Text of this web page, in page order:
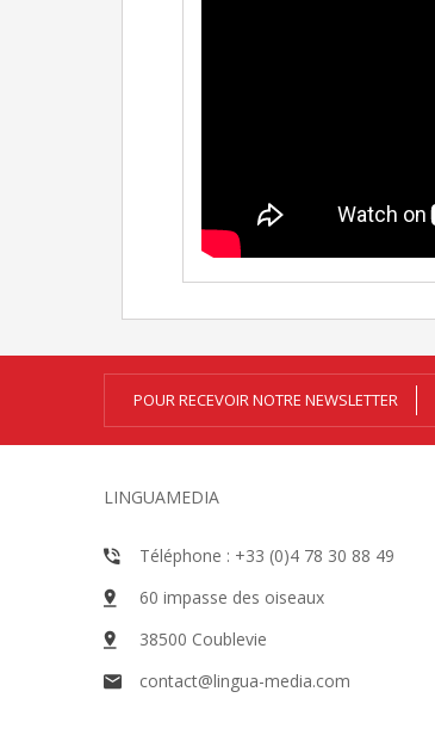
POUR RECEVOIR NOTRE NEWSLETTER
LINGUAMEDIA
Téléphone : +33 (0)4 78 30 88 49
60 impasse des oiseaux
38500 Coublevie
contact@lingua-media.com